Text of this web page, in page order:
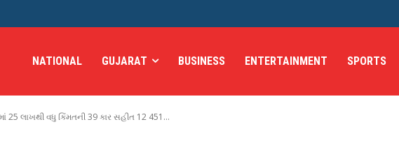
NATIONAL GUJARAT BUSINESS ENTERTAINMENT SPORTS
25 લાખથી વધુ કિંમતની 39 કાર સહીત 12 451...